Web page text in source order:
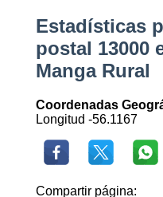
Estadísticas
postal 13000
Manga Rural
Coordenadas
Longitud -56.1167
Compartir página: